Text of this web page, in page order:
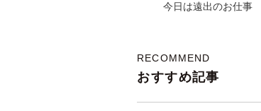
今日は遠出のお仕事
RECOMMEND
おすすめ記事